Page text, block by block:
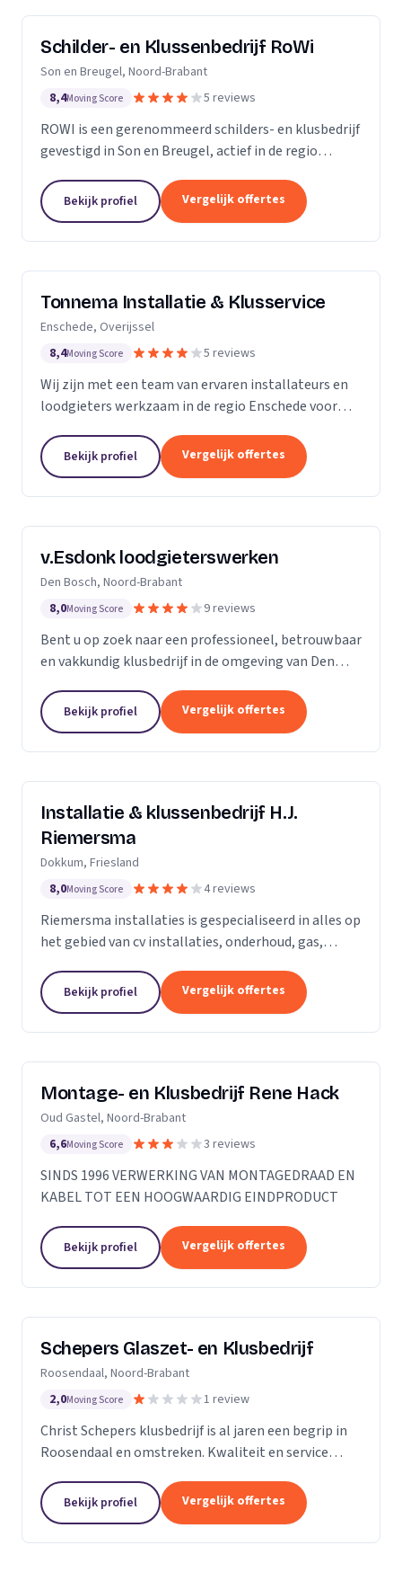
Schilder- en Klussenbedrijf RoWi
Son en Breugel, Noord-Brabant
8,4Moving Score 5 reviews
ROWI is een gerenommeerd schilders- en klusbedrijf
gevestigd in Son en Breugel, actief in de regio
aan diensten, variërend van schilderwerk tot...
Bekijk profiel Vergelijk offertes
Tonnema Installatie & Klusservice
Enschede, Overijssel
8,4Moving Score 5 reviews
Wij zijn met een team van ervaren installateurs en
loodgieters werkzaam in de regio Enschede voor
gespecialiseerd in de installatie van sanitair, gas-
en...
Bekijk profiel Vergelijk offertes
v.Esdonk loodgieterswerken
Den Bosch, Noord-Brabant
8,0Moving Score 9 reviews
Bent u op zoek naar een professioneel, betrouwbaar
en vakkundig klusbedrijf in de omgeving van Den
zowel particulieren als bedrijven kunnen wij...
Bekijk profiel Vergelijk offertes
Installatie & klussenbedrijf H.J.
Riemersma
Dokkum, Friesland
8,0Moving Score 4 reviews
Riemersma installaties is gespecialiseerd in alles op
het gebied van cv installaties, onderhoud, gas,
kleine klussen, onderhoud en elektra.
Bekijk profiel Vergelijk offertes
Montage- en Klusbedrijf Rene Hack
Oud Gastel, Noord-Brabant
6,6Moving Score 3 reviews
SINDS 1996 VERWERKING VAN MONTAGEDRAAD EN
KABEL TOT EEN HOOGWAARDIG EINDPRODUCT
Bekijk profiel Vergelijk offertes
Schepers Glaszet- en Klusbedrijf
Roosendaal, Noord-Brabant
2,0Moving Score 1 review
Christ Schepers klusbedrijf is al jaren een begrip in
Roosendaal en omstreken. Kwaliteit en service
grote tevredenheid onder onze klanten. Of het nu...
Bekijk profiel Vergelijk offertes